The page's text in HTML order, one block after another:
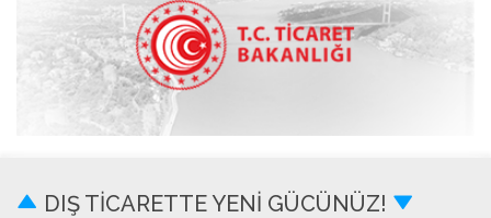
DIŞ TİCARETTE YENİ GÜCÜNÜZ!